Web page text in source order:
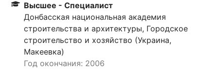
Высшее - Специалист
Донбасская национальная академия
строительства и архитектуры, Городское
строительство и хозяйство (Украина,
Макеевка)
Год окончания: 2006